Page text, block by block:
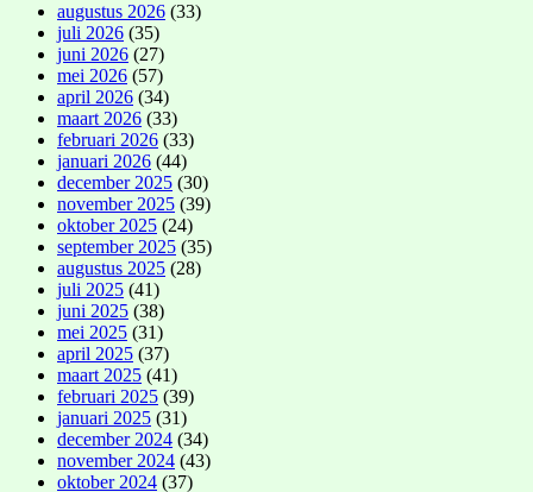
augustus 2026 (33)
juli 2026 (35)
juni 2026 (27)
mei 2026 (57)
april 2026 (34)
maart 2026 (33)
februari 2026 (33)
januari 2026 (44)
december 2025 (30)
november 2025 (39)
oktober 2025 (24)
september 2025 (35)
augustus 2025 (28)
juli 2025 (41)
juni 2025 (38)
mei 2025 (31)
april 2025 (37)
maart 2025 (41)
februari 2025 (39)
januari 2025 (31)
december 2024 (34)
november 2024 (43)
oktober 2024 (37)